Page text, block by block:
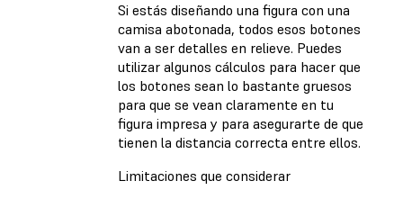
Si estás diseñando una figura con una
camisa abotonada, todos esos botones
van a ser detalles en relieve. Puedes
utilizar algunos cálculos para hacer que
los botones sean lo bastante gruesos
para que se vean claramente en tu
figura impresa y para asegurarte de que
tienen la distancia correcta entre ellos.
Limitaciones que considerar